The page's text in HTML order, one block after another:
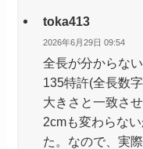
toka413
2026年6月29日 09:54
全長が分からな
135特許(全長数
大きさと一致さ
2cmも変わらな
た。なので、実